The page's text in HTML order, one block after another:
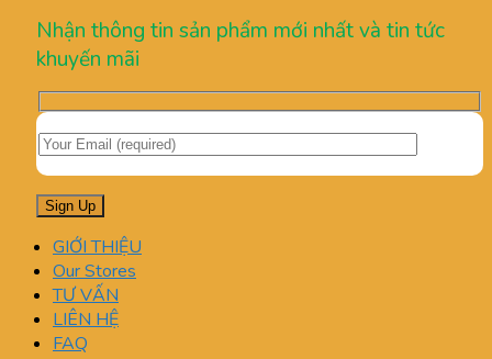
Nhận thông tin sản phẩm mới nhất và tin tức
khuyến mãi
GIỚI THIỆU
Our Stores
TƯ VẤN
LIÊN HỆ
FAQ